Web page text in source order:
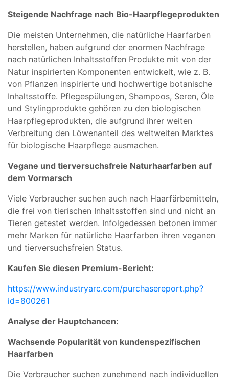
Steigende Nachfrage nach Bio-Haarpflegeprodukten
Die meisten Unternehmen, die natürliche Haarfarben
herstellen, haben aufgrund der enormen Nachfrage
nach natürlichen Inhaltsstoffen Produkte mit von der
Natur inspirierten Komponenten entwickelt, wie z. B.
von Pflanzen inspirierte und hochwertige botanische
Inhaltsstoffe. Pflegespülungen, Shampoos, Seren, Öle
und Stylingprodukte gehören zu den biologischen
Haarpflegeprodukten, die aufgrund ihrer weiten
Verbreitung den Löwenanteil des weltweiten Marktes
für biologische Haarpflege ausmachen.
Vegane und tierversuchsfreie Naturhaarfarben auf
dem Vormarsch
Viele Verbraucher suchen auch nach Haarfärbemitteln,
die frei von tierischen Inhaltsstoffen sind und nicht an
Tieren getestet werden. Infolgedessen betonen immer
mehr Marken für natürliche Haarfarben ihren veganen
und tierversuchsfreien Status.
Kaufen Sie diesen Premium-Bericht:
https://www.industryarc.com/purchasereport.php?
id=800261
Analyse der Hauptchancen:
Wachsende Popularität von kundenspezifischen
Haarfarben
Die Verbraucher suchen zunehmend nach individuellen